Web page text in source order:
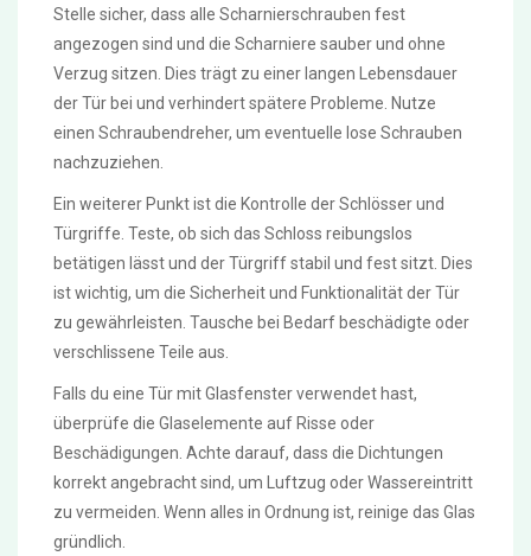
Stelle sicher, dass alle Scharnierschrauben fest
angezogen sind und die Scharniere sauber und ohne
Verzug sitzen. Dies trägt zu einer langen Lebensdauer
der Tür bei und verhindert spätere Probleme. Nutze
einen Schraubendreher, um eventuelle lose Schrauben
nachzuziehen.
Ein weiterer Punkt ist die Kontrolle der Schlösser und
Türgriffe. Teste, ob sich das Schloss reibungslos
betätigen lässt und der Türgriff stabil und fest sitzt. Dies
ist wichtig, um die Sicherheit und Funktionalität der Tür
zu gewährleisten. Tausche bei Bedarf beschädigte oder
verschlissene Teile aus.
Falls du eine Tür mit Glasfenster verwendet hast,
überprüfe die Glaselemente auf Risse oder
Beschädigungen. Achte darauf, dass die Dichtungen
korrekt angebracht sind, um Luftzug oder Wassereintritt
zu vermeiden. Wenn alles in Ordnung ist, reinige das Glas
gründlich.